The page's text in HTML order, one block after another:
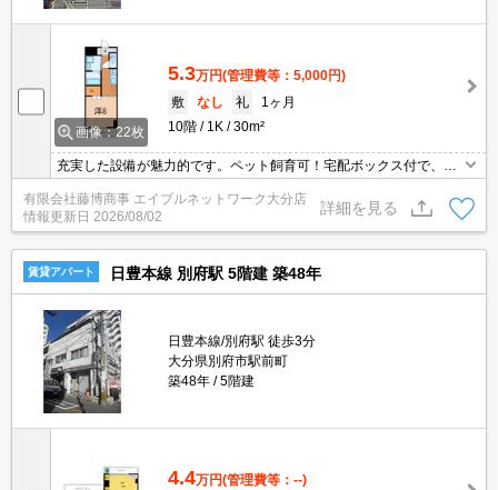
画像：22枚
5.3万円(管理費等：5,000円)
敷
なし 礼
1ヶ月
10階
1K 30m²
充実した設備が魅力的です。ペット飼育可！宅配ボックス付で、不
在時も荷物を受け取れます！
有限会社藤博商事 エイブルネットワーク大分店
情報更新日 2026/08/02
詳細を見る
賃貸アパート 日豊本線 別府駅 5階建 築48年
日豊本線/別府駅 徒歩3分
大分県別府市駅前町
築48年
5階建
4.4万円(管理費等：--)